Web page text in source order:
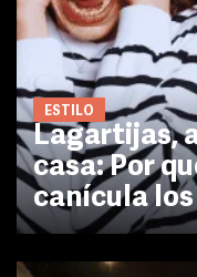
ESTILO
Lagartijas,
casa: Por
canícula